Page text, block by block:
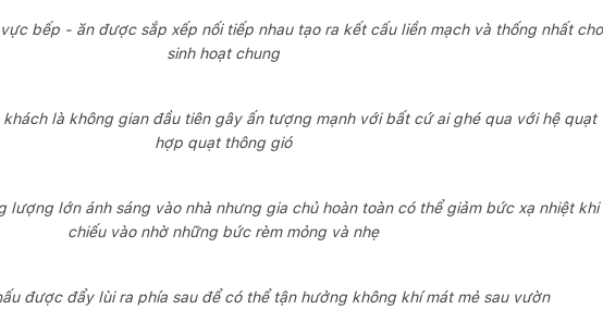
bếp - ăn được sắp xếp nối tiếp nhau tạo ra kết cấu liền mạch và thống nhất
sinh hoạt chung
là không gian đầu tiên gây ấn tượng mạnh với bất cứ ai ghé qua với hệ quạt
hợp quạt thông gió
lượng lớn ánh sáng vào nhà nhưng gia chủ hoàn toàn có thể giảm bức xạ nhiệt
chiếu vào nhờ những bức rèm mỏng và nhẹ
được đẩy lùi ra phía sau để có thể tận hưởng không khí mát mẻ sau vườn